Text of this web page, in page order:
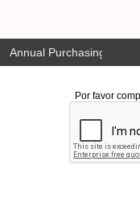
Annual Purchasing Plan
Por favor